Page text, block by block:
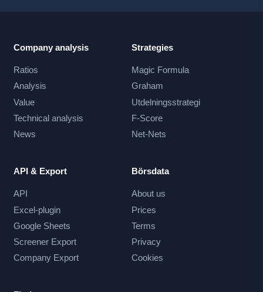
Company analysis
Ratios
Analysis
Value
Technical analysis
News
Strategies
Magic Formula
Graham
Utdelningsstrategi
F-Score
Net-Nets
API & Export
API
Excel-plugin
Google Sheets
Screener Export
Company Export
Börsdata
About us
Prices
Terms
Privacy
Cookies